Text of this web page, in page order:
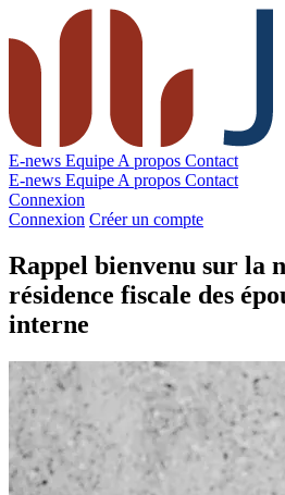
E-news Equipe A propos Contact
E-news Equipe A propos Contact
Connexion
Connexion Créer un compte
Rappel bienvenu sur la
résidence fiscale des
interne